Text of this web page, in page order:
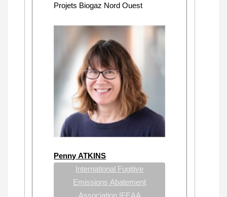
Projets Biogaz Nord Ouest
Penny ATKINS
International Fugitive
Emissions Abatement
Association IFEAA